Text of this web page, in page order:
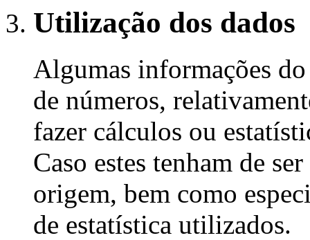
Utilização dos dados
Algumas informações
de números,
fazer cálculos ou
Caso estes tenham de
origem, bem como
de estatística utilizados.